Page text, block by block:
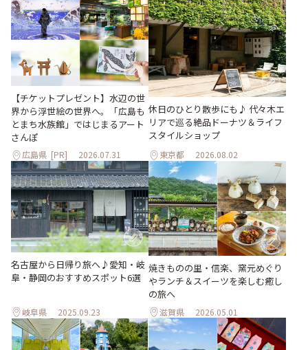
【チケットプレゼント】水辺の世
界から浮世絵の世界へ。「広島も
とまち水族館」ではじまるアート
さんぽ
広島県 [PR] 2026.07.31
休日のひとり散歩にも♪ 代々木エ
リアで巡る絶品ドーナツ＆ライフ
スタイルショップ
東京都 2026.08.02
名古屋から日帰り旅へ♪愛知・岐
阜・静岡のおすすめスポット6選
岐阜県 2025.09.23
焼きものの里・信楽、窯元めぐり
やランチ＆スイーツを楽しむ癒し
の旅へ
滋賀県 2026.05.01